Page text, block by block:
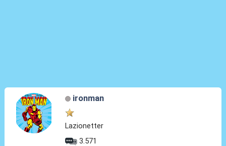
ironman
Lazionetter
3.571